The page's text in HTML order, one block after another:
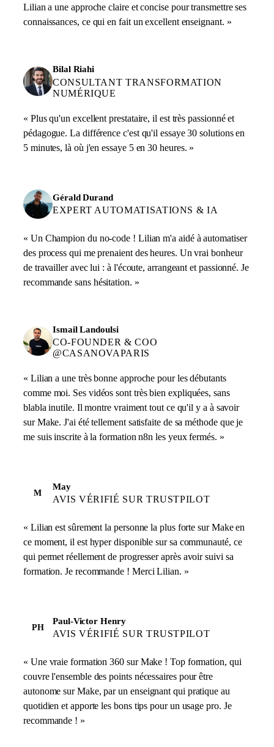
Lilian a une approche claire et concise pour transmettre ses
connaissances, ce qui en fait un excellent enseignant. »
Bilal Riahi
CONSULTANT TRANSFORMATION
NUMÉRIQUE
« Plus qu'un excellent prestataire, il est très passionné et
pédagogue. La différence c'est qu'il essaye 30 solutions en
5 minutes, là où j'en essaye 5 en 30 heures. »
Gérald Durand
EXPERT AUTOMATISATIONS & IA
« Un Champion du no-code ! Lilian m'a aidé à automatiser
des process qui me prenaient des heures. Un vrai bonheur
de travailler avec lui : à l'écoute, arrangeant et passionné. Je
recommande sans hésitation. »
Ismail Landoulsi
CO-FOUNDER & COO
@CASANOVAPARIS
« Lilian a une très bonne approche pour les débutants
comme moi. Ses vidéos sont très bien expliquées, sans
blabla inutile. Il montre vraiment tout ce qu'il y a à savoir
sur Make. J'ai été tellement satisfaite de sa méthode que je
me suis inscrite à la formation n8n les yeux fermés. »
M
May
AVIS VÉRIFIÉ SUR TRUSTPILOT
« Lilian est sûrement la personne la plus forte sur Make en
ce moment, il est hyper disponible sur sa communauté, ce
qui permet réellement de progresser après avoir suivi sa
formation. Je recommande ! Merci Lilian. »
PH
Paul-Victor Henry
AVIS VÉRIFIÉ SUR TRUSTPILOT
« Une vraie formation 360 sur Make ! Top formation, qui
couvre l'ensemble des points nécessaires pour être
autonome sur Make, par un enseignant qui pratique au
quotidien et apporte les bons tips pour un usage pro. Je
recommande ! »